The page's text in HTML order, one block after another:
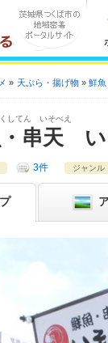
天ぷら・揚げ物 鮮
してん いそべえ
串天 い
3件 ジャンル